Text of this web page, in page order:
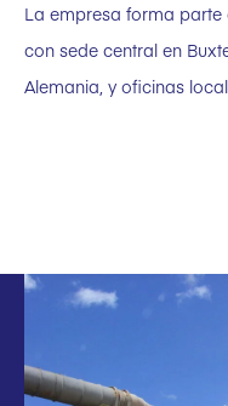
La empresa forma parte
con sede central en
Alemania, y oficinas